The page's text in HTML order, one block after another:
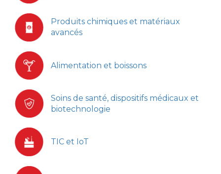
Produits chimiques et matériaux
avancés
Alimentation et boissons
Soins de santé, dispositifs médicaux et
biotechnologie
TIC et IoT